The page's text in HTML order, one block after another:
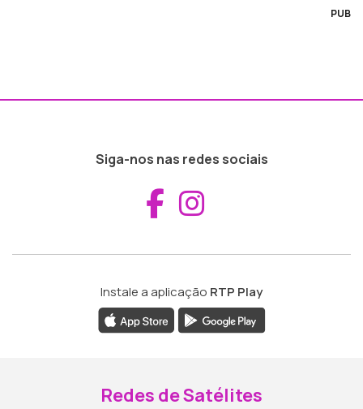
PUB
Siga-nos nas redes sociais
Aceder ao
Instale a aplicação RTP Play
Redes de Satélites